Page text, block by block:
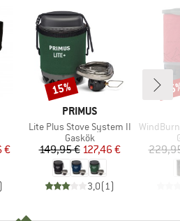
pris
€
VARUMÄRKE
PRIMUS
Produkter
Lite Plus Stove System II
Produktgrupp
Gaskök
Pris
149,95 €Reducerat pris
127,46 €
3,0(1 )
Rabatt
15%
Produkter
WindBurner